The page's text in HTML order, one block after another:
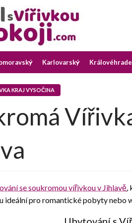
Vířivkou na
pobyt pro dvě osoby s
Karlovarský
KRAJ VYSOČINA
se soukromou vířivkou v Jihlavě,
ideální pro romantické pobyty nebo